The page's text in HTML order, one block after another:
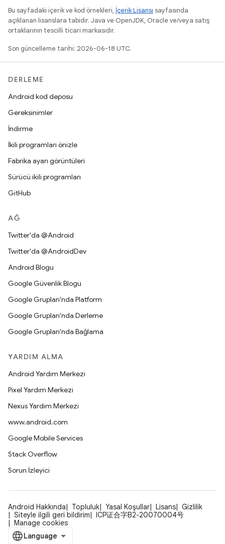
Bu sayfadaki içerik ve kod örnekleri, İçerik Lisansı sayfasında
açıklanan lisanslara tabidir. Java ve OpenJDK, Oracle ve/veya satış
ortaklarının tescilli ticari markasıdır.
Son güncelleme tarihi: 2026-06-18 UTC.
DERLEME
Android kod deposu
Gereksinimler
İndirme
İkili programları önizle
Fabrika ayarı görüntüleri
Sürücü ikili programları
GitHub
AĞ
Twitter'da @Android
Twitter'da @AndroidDev
Android Blogu
Google Güvenlik Blogu
Google Grupları'nda Platform
Google Grupları'nda Derleme
Google Grupları'nda Bağlama
YARDIM ALMA
Android Yardım Merkezi
Pixel Yardım Merkezi
Nexus Yardım Merkezi
www.android.com
Google Mobile Services
Stack Overflow
Sorun İzleyici
Android Hakkında Topluluk Yasal Koşullar Lisans
Gizlilik
Siteyle ilgili geri bildirim
ICP证合字B2-20070004号
Manage cookies